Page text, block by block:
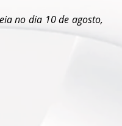
no dia 10 de agosto,